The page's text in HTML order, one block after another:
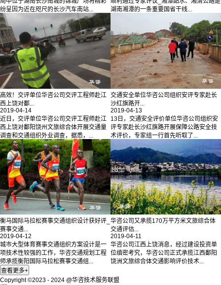
纷呈因为近在咫尺的长沙汽车南站...
湖南湘潭的一条重要国省干线...
高效！交评单位华咨公司交评工程师赴江
西上饶对鄱...
2019-04-14
近日，交评单位华咨公司交评工程师赴江
西上饶对鄱阳饶州文旅综合体开展交通量
调查和交通组织外业调查，据悉，...
交通安全单位华咨公司组织安评专家赴长
沙红旗路开...
2019-04-13
13日，交通安全评价单位华咨公司组织安
评专家赴长沙红旗路开展保障公路安全技
术评价，专家组一行首先听取了...
衡马国际马拉松赛事交通组织设计获好评_
赛事交通...
2019-04-12
城市大型体育赛事交通组织方案设计是一
项技术性较强的工作，华咨交通规划工程
师承揽衡阳国际马拉松赛事交通组...
华咨公司又承揽170万平方米文旅综合体
交通评估...
2019-04-11
华咨公司江西上饶消息，经过建设投资单
位缜密考究，华咨公司正式承揽江西鄱阳
饶洲文旅综合体交通影响评价技术...
Copyright ©2023 - 2024 @华咨技术服务联盟